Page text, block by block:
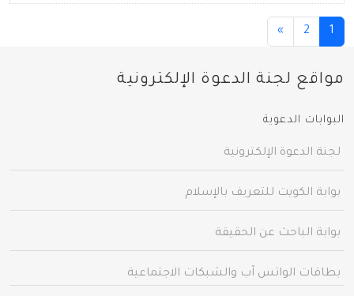
1
(current)
2
»
مواقع لجنة الدعوة الإلكترونية
البوابات الدعوية
لجنة الدعوة الإلكترونية
بوابة الكويت للتعريف بالإسلام
بوابة الباحث عن الحقيقة
بطاقات الواتس آب والشبكات الاجتماعية